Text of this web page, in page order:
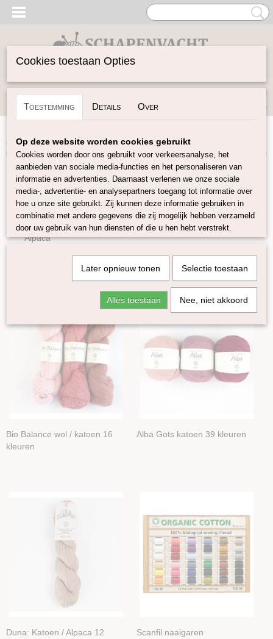
Inloggen Registreren
(0)
Home>Garen>Soort Garen>Katoen
Garen
Soort Garen
Alpaca
Bamboe
Bio Balance
Alba Gots
Seacell
Boeken en Patronen
Bio Balance wol / katoen 16
kleuren
Alba Gots katoen 39 kleuren
Duna: Katoen / Alpaca 12
Scanfil naaigaren
Cookies toestaan Opties
Toestemming Details Over
Op deze website worden cookies gebruikt
Cookies worden door ons gebruikt voor verkeersanalyse, het
aanbieden van sociale media-functies en het personaliseren van
informatie en advertenties. Daarnaast verlenen we onze sociale
media-, advertentie- en analysepartners toegang tot informatie over
hoe u onze site gebruikt. Zij kunnen deze informatie gebruiken in
combinatie met andere gegevens die zij mogelijk hebben verzameld
door uw gebruik van hun diensten of die u hen hebt verstrekt.
Later opnieuw tonen Selectie toestaan
Alles toestaan Nee, niet akkoord